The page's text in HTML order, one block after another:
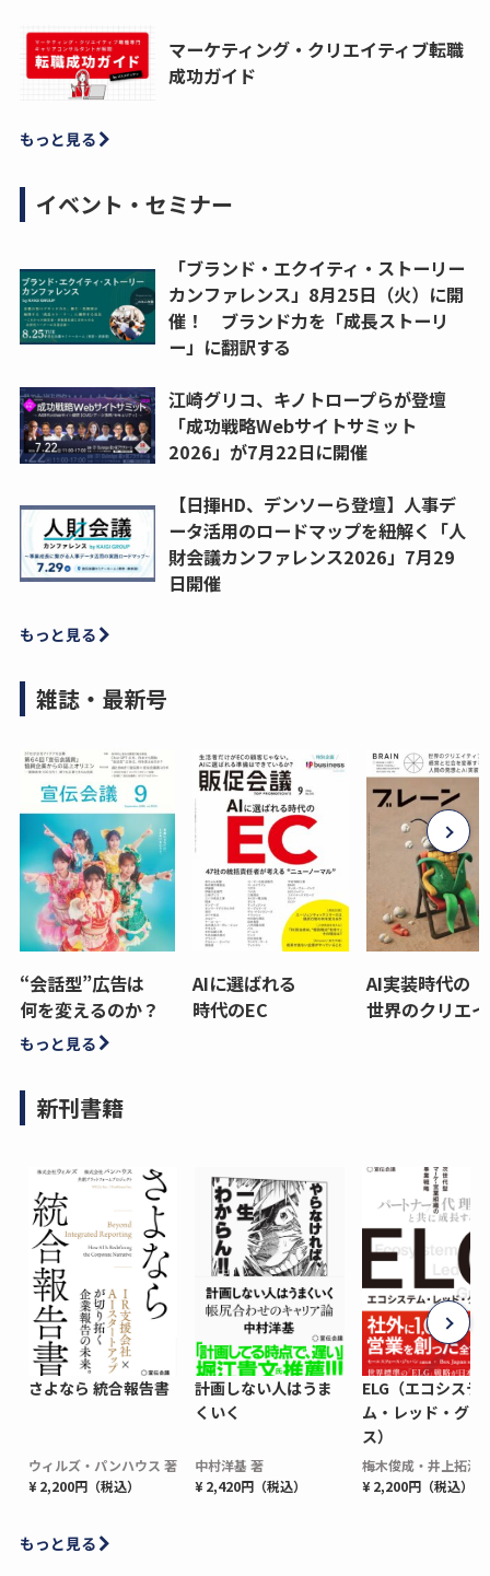
マーケティング・クリエイティブ転職
成功ガイド
もっと見る
イベント・セミナー
「ブランド・エクイティ・ストーリー
カンファレンス」8月25日（火）に開
催！ ブランド力を「成長ストーリ
ー」に翻訳する
江崎グリコ、キノトロープらが登壇
「成功戦略Webサイトサミット
2026」が7月22日に開催
【日揮HD、デンソーら登壇】人事デ
ータ活用のロードマップを紐解く「人
財会議カンファレンス2026」7月29
日開催
もっと見る
雑誌・最新号
“会話型”広告は
何を変えるのか？
AIに選ばれる
時代のEC
AI実装時代の
世界のクリエ
もっと見る
新刊書籍
さよなら 統合報告書
ウィルズ・パンハウス 著
¥ 2,200円（税込）
計画しない人はうま
くいく
中村洋基 著
¥ 2,420円（税込）
ELG（エコシステ
ム・レッド・グロ
ス）
梅木俊成・井上拓海
¥ 2,200円（税込）
もっと見る